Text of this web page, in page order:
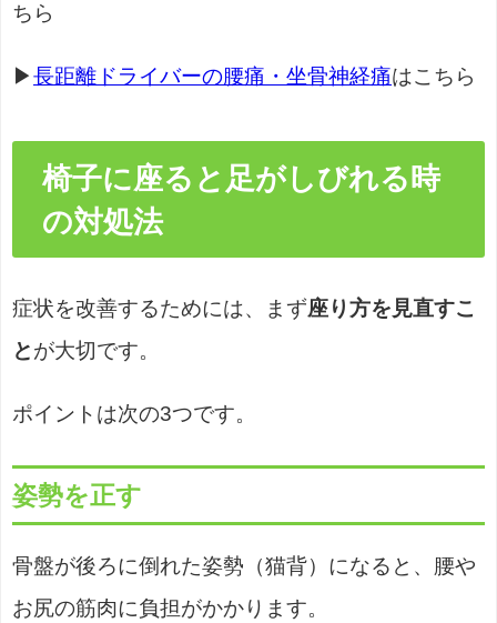
ちら
▶ 長距離ドライバーの腰痛・坐骨神経痛はこちら
椅子に座ると足がしびれる時
の対処法
症状を改善するためには、まず座り方を見直すこ
と が大切です。
ポイントは次の3つです。
姿勢を正す
骨盤が後ろに倒れた姿勢（猫背）になると、腰や
お尻の筋肉に負担がかかります。